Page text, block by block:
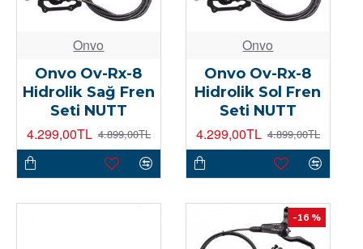
Onvo
Onvo Ov-Rx-8
Hidrolik Sağ Fren
Seti NUTT
4.299,00TL 4.899,00TL
Onvo
Onvo Ov-Rx-8
Hidrolik Sol Fren
Seti NUTT
4.299,00TL 4.899,00TL
-16 %